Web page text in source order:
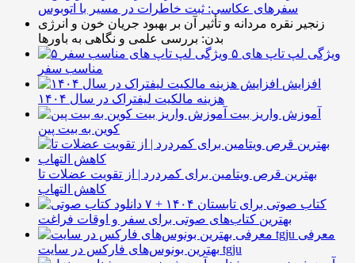
سفرهای عکاسی: ثبت خاطرات در مسیر با اتوبوس
زنجیر نقره مردانه و تأثیر آن بر بهبود جریان خون و انرژی
بدن: بررسی علمی و نگاهی به باورها
۵ ویژگی لپ تاپ های
مناسب سفر
افزایش
هزینه مالکیت لیفتراک در سال ۱۴۰۴
آموزش واریز بیت
کوین به بیت پین
بهترین قرص ویتامین برای کمردرد | از تقویت عضلات تا
کاهش التهاب
۷ کتاب صوتی برای تابستان ۱۴۰۴ +
بهترین کتاب‌های صوتی برای سفر و اوقات فراغت
معرفی
بهترین بونوس‌های فارکس در سایت tgju